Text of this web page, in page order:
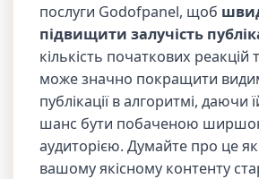
послуги Godofpanel, щоб
підвищити залучість
кількість початкових реакцій
може значно покращити
публікації в алгоритмі, даючи
шанс бути побаченою
аудиторією. Думайте про це
вашому якісному контенту